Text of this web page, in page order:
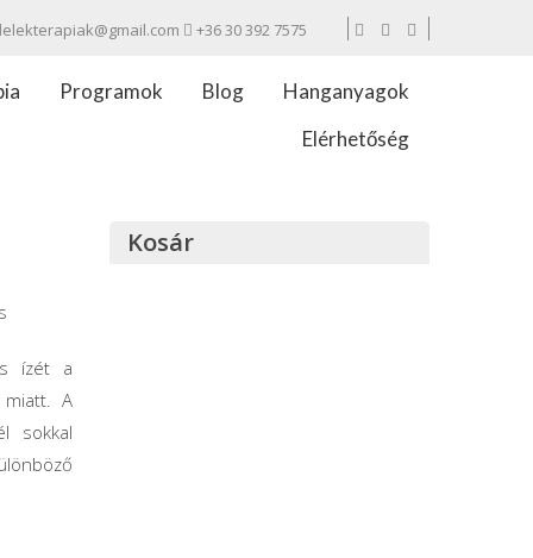
lelekterapiak@gmail.com +36 30 392 7575
Programok Blog
Hanganyagok
Elérhetőség
ízét a
miatt. A
sokkal
Kosár